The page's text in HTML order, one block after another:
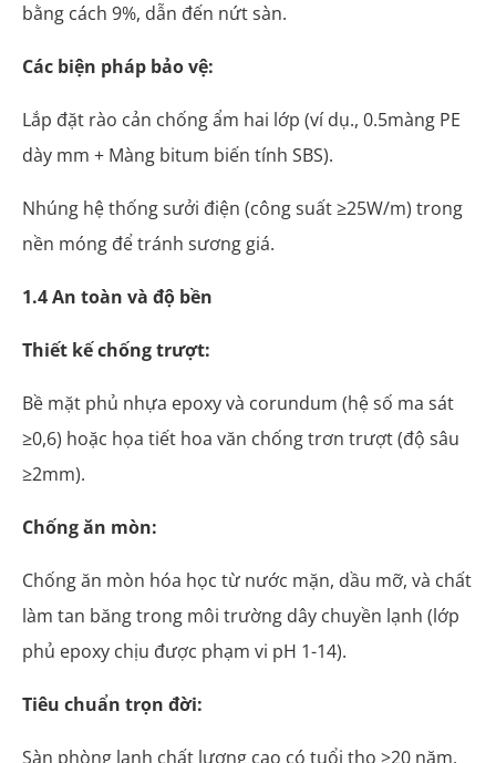
bằng cách 9%, dẫn đến nứt sàn.
Các biện pháp bảo vệ:
Lắp đặt rào cản chống ẩm hai lớp (ví dụ., 0.5màng PE
dày mm + Màng bitum biến tính SBS).
Nhúng hệ thống sưởi điện (công suất ≥25W/m) trong
nền móng để tránh sương giá.
1.4 An toàn và độ bền
Thiết kế chống trượt:
Bề mặt phủ nhựa epoxy và corundum (hệ số ma sát
≥0,6) hoặc họa tiết hoa văn chống trơn trượt (độ sâu
≥2mm).
Chống ăn mòn:
Chống ăn mòn hóa học từ nước mặn, dầu mỡ, và chất
làm tan băng trong môi trường dây chuyền lạnh (lớp
phủ epoxy chịu được phạm vi pH 1-14).
Tiêu chuẩn trọn đời:
Sàn phòng lạnh chất lượng cao có tuổi thọ ≥20 năm,